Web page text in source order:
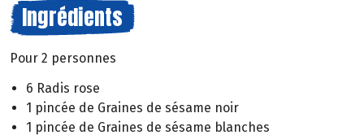
Ingrédients
Pour 2 personnes
6 Radis rose
1 pincée de Graines de sésame noir
1 pincée de Graines de sésame blanches